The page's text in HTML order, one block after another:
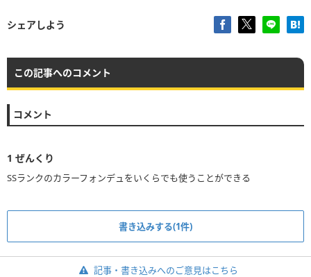
シェアしよう
この記事へのコメント
コメント
1 ぜんくり
SSランクのカラーフォンデュをいくらでも使うことができる
書き込みする(1件)
記事・書き込みへのご意見はこちら